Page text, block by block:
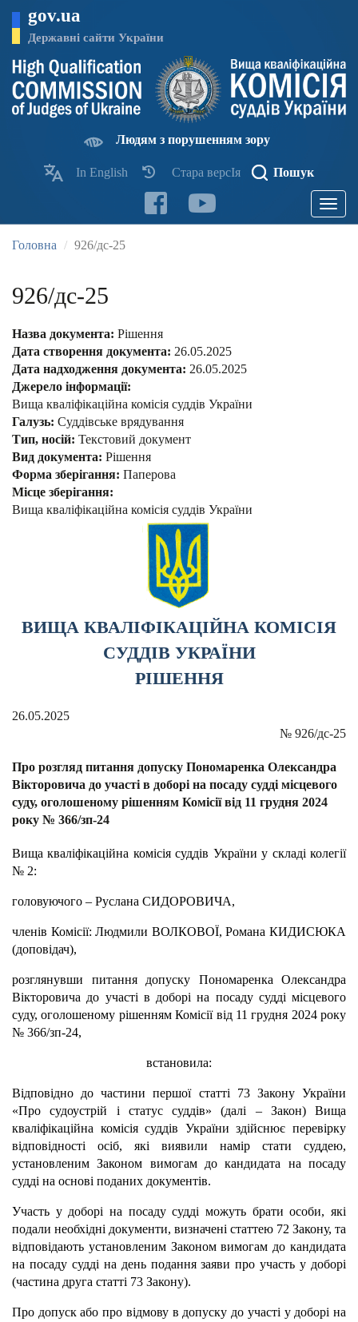
основного
матеріалу
gov.ua
Державні сайти України
Людям з порушенням зору
In English Стара версІя Пошук
Toggle
Головна 926/дс-25
926/дс-25
Назва документа: Рішення
Дата створення документа: 26.05.2025
Дата надходження документа: 26.05.2025
Джерело інформації:
Вища кваліфікаційна комісія суддів України
Галузь: Суддівське врядування
Тип, носій: Текстовий документ
Вид документа: Рішення
Форма зберігання: Паперова
Місце зберігання:
Вища кваліфікаційна комісія суддів України
ВИЩА КВАЛІФІКАЦІЙНА КОМІСІЯ
СУДДІВ УКРАЇНИ
РІШЕННЯ
26.05.2025
№ 926/дс-25
Про розгляд питання допуску Пономаренка Олександра
Вікторовича до участі в доборі на посаду судді місцевого
суду, оголошеному рішенням Комісії від 11 грудня 2024
року № 366/зп-24
Вища кваліфікаційна комісія суддів України у складі колегії
№ 2:
головуючого – Руслана СИДОРОВИЧА,
членів Комісії: Людмили ВОЛКОВОЇ, Романа КИДИСЮКА
(доповідач),
розглянувши питання допуску Пономаренка Олександра
Вікторовича до участі в доборі на посаду судді місцевого
суду, оголошеному рішенням Комісії від 11 грудня 2024 року
№ 366/зп-24,
встановила:
Відповідно до частини першої статті 73 Закону України
«Про судоустрій і статус суддів» (далі – Закон) Вища
кваліфікаційна комісія суддів України здійснює перевірку
відповідності осіб, які виявили намір стати суддею,
установленим Законом вимогам до кандидата на посаду
судді на основі поданих документів.
Участь у доборі на посаду судді можуть брати особи, які
подали необхідні документи, визначені статтею 72 Закону, та
відповідають установленим Законом вимогам до кандидата
на посаду судді на день подання заяви про участь у доборі
(частина друга статті 73 Закону).
Про допуск або про відмову в допуску до участі у доборі на